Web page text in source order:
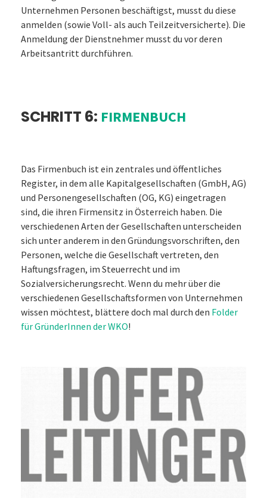
Unternehmen Personen beschäftigst, musst du diese
anmelden (sowie Voll- als auch Teilzeitversicherte). Die
Anmeldung der Dienstnehmer musst du vor deren
Arbeitsantritt durchführen.
SCHRITT 6: FIRMENBUCH
Das Firmenbuch ist ein zentrales und öffentliches
Register, in dem alle Kapitalgesellschaften (GmbH, AG)
und Personengesellschaften (OG, KG) eingetragen
sind, die ihren Firmensitz in Österreich haben. Die
verschiedenen Arten der Gesellschaften unterscheiden
sich unter anderem in den Gründungsvorschriften, den
Personen, welche die Gesellschaft vertreten, den
Haftungsfragen, im Steuerrecht und im
Sozialversicherungsrecht. Wenn du mehr über die
verschiedenen Gesellschaftsformen von Unternehmen
wissen möchtest, blättere doch mal durch den Folder
für GründerInnen der WKO!